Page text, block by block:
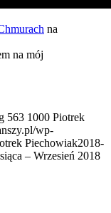
na
na mój
563 1000 Piotrek
wp-
Piechowiak2018-
– Wrzesień 2018